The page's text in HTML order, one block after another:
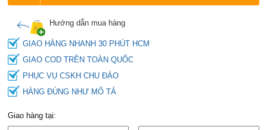
Hướng dẫn mua hàng
GIAO HÀNG NHANH 30 PHÚT HCM
GIAO COD TRÊN TOÀN QUỐC
PHỤC VỤ CSKH CHU ĐÁO
HÀNG ĐÚNG NHƯ MÔ TẢ
Giao hàng tại: